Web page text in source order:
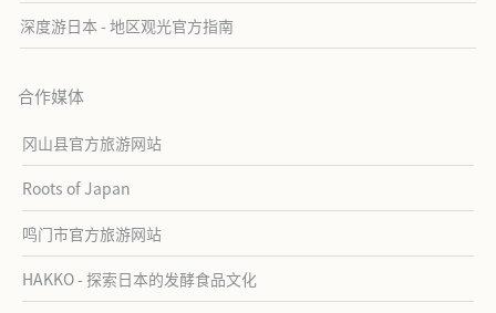
深度游日本 - 地区观光官方指南
合作媒体
冈山县官方旅游网站
Roots of Japan
鸣门市官方旅游网站
HAKKO - 探索日本的发酵食品文化